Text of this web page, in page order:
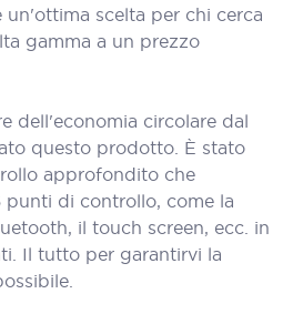
scelta per chi cerca
gamma a un prezzo
dell'economia circolare dal
questo prodotto. È stato
approfondito che
di controllo, come la
il touch screen, ecc. in
Il tutto per garantirvi la